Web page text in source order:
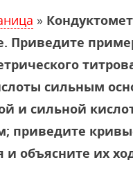
»
Приведите
сильным
и сильной
приведите
и объясните их